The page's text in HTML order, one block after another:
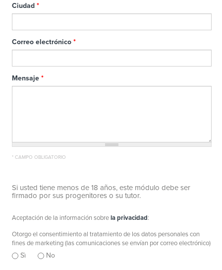
Ciudad *
Correo electrónico *
Mensaje *
* CAMPO OBLIGATORIO
Si usted tiene menos de 18 años, este módulo debe ser
firmado por sus progenitores o su tutor.
Aceptación de la información sobrela privacidad:
Sì No
Otorgo el consentimiento al tratamiento de los datos personales con
fines de marketing (las comunicaciones se envían por correo electrónico)